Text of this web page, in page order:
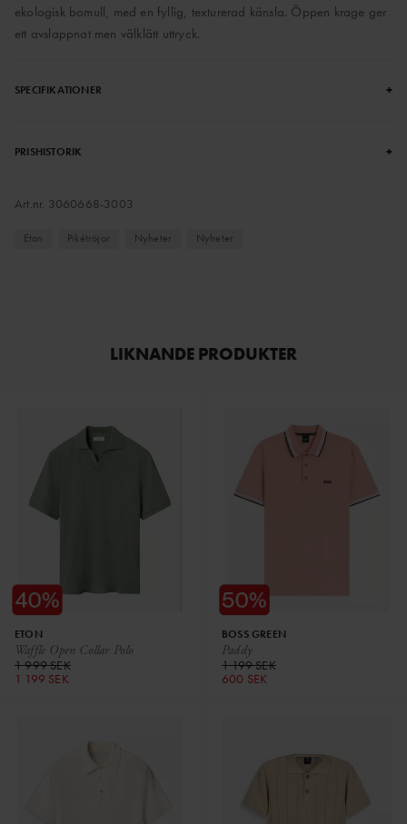
ekologisk bomull, med en fyllig, texturerad känsla. Öppen krage ger
ett avslappnat men välklätt uttryck.
SPECIFIKATIONER +
PRISHISTORIK +
Art.nr. 3060668-3003
Eton Pikétröjor Nyheter Nyheter
LIKNANDE PRODUKTER
Waffle Open Collar Polo
ETON
1 999 SEK
1 199 SEK
Paddy
BOSS GREEN
1 199 SEK
600 SEK